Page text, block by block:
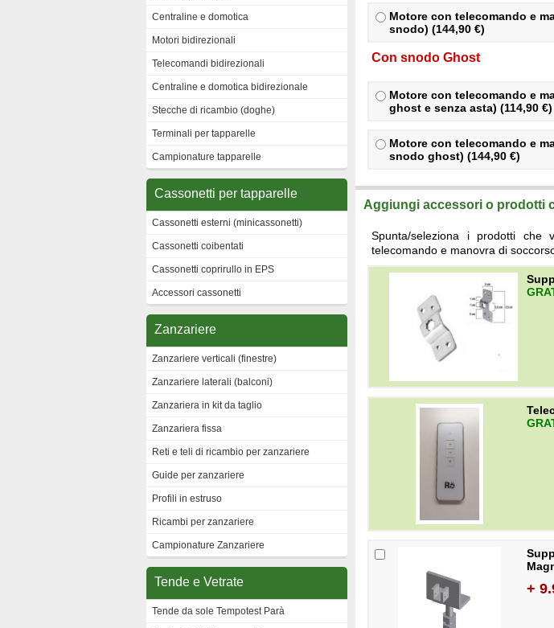
Centraline e domotica
Motori bidirezionali
Telecomandi bidirezionali
Centraline e domotica bidirezionale
Stecche di ricambio (doghe)
Terminali per tapparelle
Campionature tapparelle
Cassonetti per tapparelle
Cassonetti esterni (minicassonetti)
Cassonetti coibentati
Cassonetti coprirullo in EPS
Accessori cassonetti
Zanzariere
Zanzariere verticali (finestre)
Zanzariere laterali (balconi)
Zanzariera in kit da taglio
Zanzariera fissa
Reti e teli di ricambio per zanzariere
Guide per zanzariere
Profili in estruso
Ricambi per zanzariere
Campionature Zanzariere
Tende e Vetrate
Tende da sole Tempotest Parà
Motore con telecomando e
snodo) (144,90 €)
Con snodo Ghost
Motore con telecomando e
ghost e senza asta) (114,90 €)
Motore con telecomando e
snodo ghost) (144,90 €)
Aggiungi accessori o prodotti
Spunta/seleziona i prodotti che
telecomando e manovra di
+